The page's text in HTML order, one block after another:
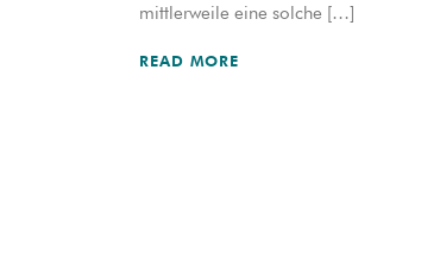
mittlerweile eine solche […]
READ MORE